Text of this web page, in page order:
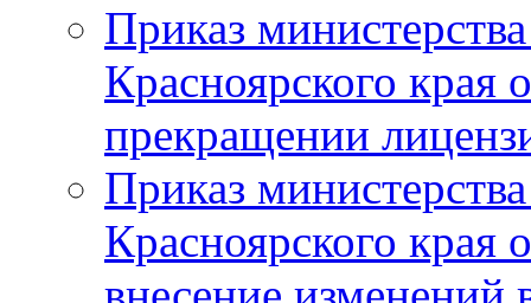
Приказ
Красноярского
прекращении
Приказ
Красноярского